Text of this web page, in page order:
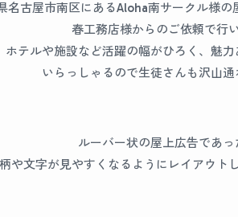
名古屋市南区にあるAloha南サークル様の
春工務店様からのご依頼で行
ホテルや施設など活躍の幅がひろく、魅
いらっしゃるので生徒さんも沢山通
ルーバー状の屋上広告であっ
や文字が見やすくなるようにレイアウト